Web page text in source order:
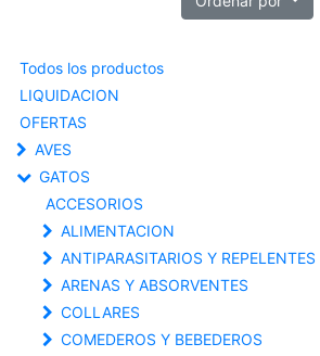
Todos los productos
LIQUIDACION
OFERTAS
AVES
GATOS
ACCESORIOS
ALIMENTACION
ANTIPARASITARIOS Y REPELENTES
ARENAS Y ABSORVENTES
COLLARES
COMEDEROS Y BEBEDEROS